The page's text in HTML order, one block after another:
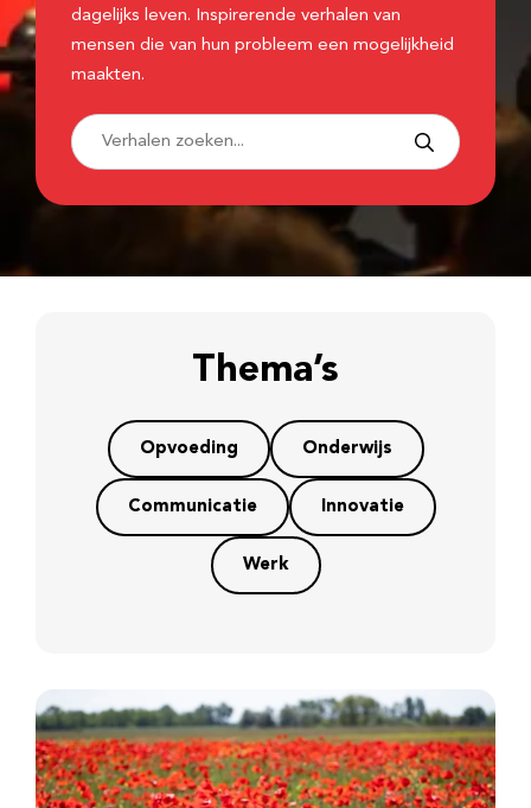
dagelijks leven. Inspirerende verhalen van
mensen die van hun probleem een mogelijkheid
maakten.
Thema’s
Opvoeding Onderwijs
Communicatie Innovatie
Werk